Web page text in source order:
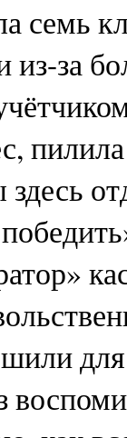
семь
из-за